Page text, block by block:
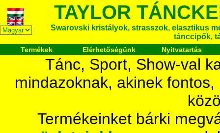
TAYLOR
Swarovski kristályok, strasszok, elasztikus
tánccipők,
Termékek Elérhetőségünk Nyitvatartás
Tánc, Sport, Show-val
mindazoknak, akinek
Termékeinket bárki